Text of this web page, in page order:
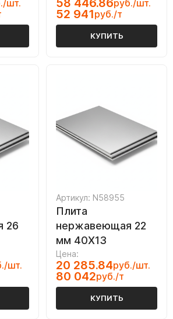
шт. 58 446.86руб./шт.
52 941руб./т
КУПИТЬ
26
шт.
Артикул: N58955
Плита
нержавеющая 22
мм 40Х13
Цена:
20 285.84руб./шт.
80 042руб./т
КУПИТЬ